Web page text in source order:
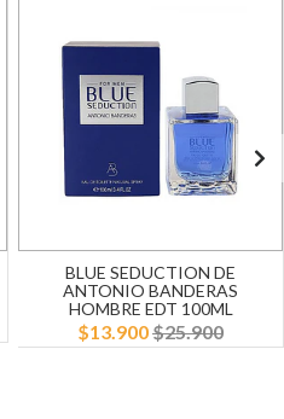
BLUE SEDUCTION DE
ANTONIO BANDERAS
HOMBRE EDT 100ML
$13.900$25.900